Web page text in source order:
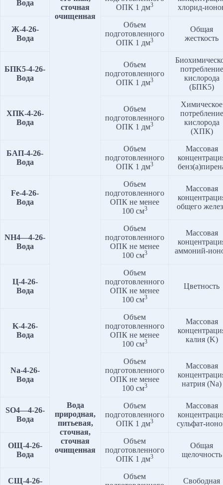
сточная
очищенная
Вода
ОПК 1 дм3
хлорид-
Ж-4-26-
Вода
Объем
подготовленного
ОПК 1 дм3
Общая
жесткость
БПК5-4-26-
Вода
Объем
подготовленного
ОПК 1 дм3
потребление
кислорода
(БПК5)
ХПК-4-26-
Вода
Объем
подготовленного
ОПК 1 дм3
Химическое
потребление
кислорода
(ХПК)
БАП-4-26-
Вода
Объем
подготовленного
ОПК 1 дм3
Массовая
Fe-4-26-
Вода
Вода
природная,
питьевая,
сточная,
сточная
очищенная
Объем
подготовленного
ОПК не менее
100 см3
Массовая
общего
NH4—4-26-
Вода
Объем
подготовленного
ОПК не менее
100 см3
Массовая
аммоний-
Ц-4-26-
Вода
Объем
подготовленного
ОПК не менее
100 см3
Цветность
K-4-26-
Вода
Объем
подготовленного
ОПК не менее
100 см3
Массовая
калия (K)
Na-4-26-
Вода
Объем
подготовленного
ОПК не менее
100 см3
Массовая
натрия (Na)
SO4—4-26-
Вода
Объем
подготовленного
ОПК 1 дм3
Массовая
сульфат-
ОЩ-4-26-
Вода
Объем
подготовленного
ОПК 1 дм3
Общая
щелочность
СЩ-4-26-
Объем
Свободная